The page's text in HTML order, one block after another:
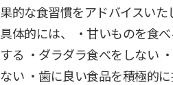
果的な食習慣をアドバイスいた
具体的には、 ・甘いものを食
する ・ダラダラ食べをしない
ない ・歯に良い食品を積極的に